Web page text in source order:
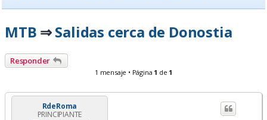
MTB ⇒ Salidas cerca de Donostia
Responder
1 mensaje • Página 1 de 1
RdeRoma
PRINCIPIANTE